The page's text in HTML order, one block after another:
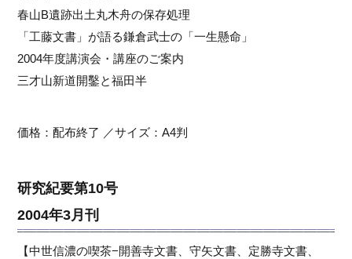
春山B遺跡出土丸木舟の保存処理
「工藤文書」が語る鎌倉武士の「一生懸命」
2004年度講演会・講座のご案内
三才山新道開鑿と福田半
価格：配布終了 ／サイズ：A4判
研究紀要第10号
2004年3月刊
【中世信濃の喫茶−開善寺文書、守矢文書、定勝寺文書、